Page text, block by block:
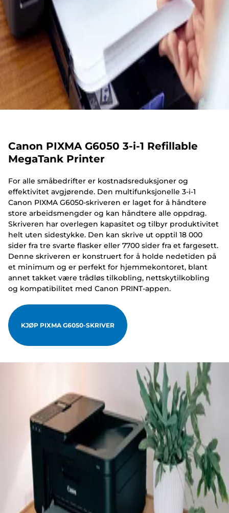
Canon PIXMA G6050 3-i-1 Refillable
MegaTank Printer
For alle småbedrifter er kostnadsreduksjoner og
effektivitet avgjørende. Den multifunksjonelle 3-i-1
Canon PIXMA G6050-skriveren er laget for å håndtere
store arbeidsmengder og kan håndtere alle oppdrag.
Skriveren har overlegen kapasitet og tilbyr produktivitet
helt uten sidestykke. Den kan skrive ut opptil 18 000
sider fra tre svarte flasker eller 7700 sider fra et fargesett.
Denne skriveren er konstruert for å holde nedetiden på
et minimum og er perfekt for hjemmekontoret, blant
annet takket være trådløs tilkobling, nettskytilkobling
og kompatibilitet med Canon PRINT-appen.
KJØP PIXMA G6050-SKRIVER